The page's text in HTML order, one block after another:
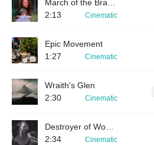
2:13
Cinematic
Epic Movement
1:27
Cinematic
Wraith's Glen
2:30
Cinematic
Destroyer of Worlds
2:34
Cinematic